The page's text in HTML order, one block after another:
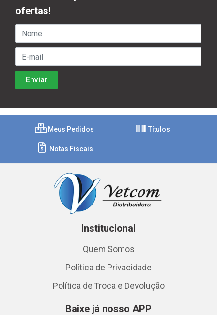
ofertas!
Meus Pedidos Títulos
Notas Fiscais
Institucional
Quem Somos
Política de Privacidade
Política de Troca e Devolução
Baixe já nosso APP